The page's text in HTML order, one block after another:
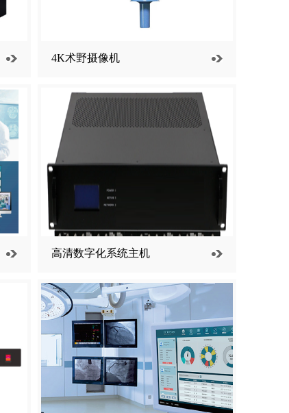
4K术野摄像机
高清数字化系统主机